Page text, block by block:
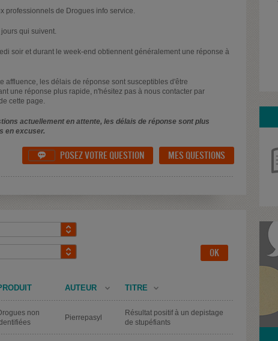
professionnels de Drogues info service.
qui suivent.
soir et durant le week-end obtiennent généralement une réponse à
affluence, les délais de réponse sont susceptibles d'être
une réponse plus rapide, n'hésitez pas à nous contacter par
cette page.
actuellement en attente, les délais de réponse sont plus
en excuser.
 POSEZ VOTRE QUESTION MES QUESTIONS
AUTEUR TITRE
non
Pierrepasyl
Résultat positif à un depistage
de stupéfiants